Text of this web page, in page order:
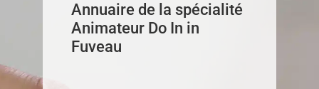
Annuaire de la spécialité
Animateur Do In in
Fuveau